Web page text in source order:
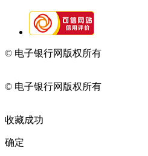
© 电子银行网版权所有
© 电子银行网版权所有
收藏成功
确定